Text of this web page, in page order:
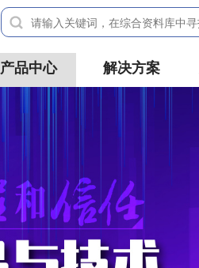
产品中心 解决方案